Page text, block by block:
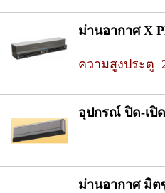
ม่านอากาศ X
ความสูงประตู
อุปกรณ์ ปิด-เปิ
ม่านอากาศ มิต